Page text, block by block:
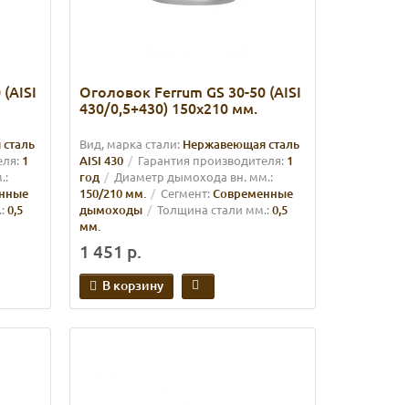
1
0,5
Оголовок Ferrum GS 30-50 (AISI
430/0,5+430) 150х210 мм.
Вид, марка стали: Нержавеющая сталь
AISI 430
Гарантия производителя: 1
год
Диаметр дымохода вн. мм.:
150/210 мм. Сегмент:Современные
дымоходы
Толщина стали мм.:0,5
мм.
1 451 р.
В корзину